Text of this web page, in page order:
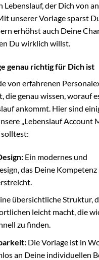
Lebenslauf, der Dich von
unserer Vorlage sparst
erhöhst auch Deine
Du wirklich willst.
genau richtig für Dich ist
von erfahrenen
die genau wissen, worauf
ankommt. Hier sind
„Lebenslauf Account
Ein modernes und
das Deine
übersichtliche Struktur,
leicht macht, die
zu finden.
Die Vorlage ist in
an Deine individuellen